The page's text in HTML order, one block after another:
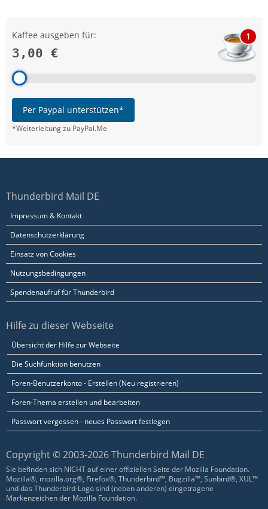
Kaffee ausgeben für:
3,00 €
1
Per Paypal unterstützen*
*Weiterleitung zu PayPal.Me
Thunderbird Mail DE
Impressum & Kontakt
Datenschutzerklärung
Einsatz von Cookies
Nutzungsbedingungen
Spendenaufruf für Thunderbird
Hilfe zu dieser Webseite
Übersicht der Hilfe zur Webseite
Die Suchfunktion benutzen
Foren-Benutzerkonto - Erstellen (Neu registrieren)
Foren-Thema erstellen und bearbeiten
Passwort vergessen - neues Passwort festlegen
Copyright © 2003-2026 Thunderbird Mail DE
Sie befinden sich NICHT auf einer offiziellen Seite der Mozilla Foundation.
Mozilla®, mozilla.org®, Firefox®, Thunderbird™, Bugzilla™, Sunbird®, XUL™
und das Thunderbird-Logo sind (neben anderen) eingetragene
Markenzeichen der Mozilla Foundation.